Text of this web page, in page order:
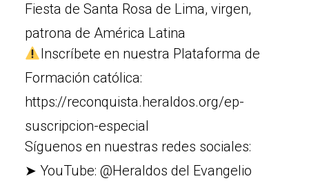
Fiesta de Santa Rosa de Lima, virgen,
patrona de América Latina
Inscríbete en nuestra Plataforma de
Formación católica:
https://reconquista.heraldos.org/ep-
suscripcion-especial
Síguenos en nuestras redes sociales:
➤ YouTube: @Heraldos del Evangelio